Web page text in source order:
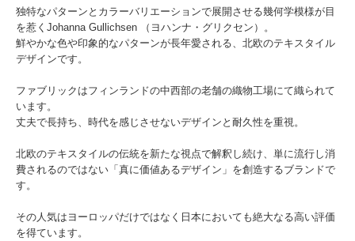
独特なパターンとカラーバリエーションで展開させる幾何学模様が目
を惹くJohanna Gullichsen （ヨハンナ・グリクセン）。
鮮やかな色や印象的なパターンが長年愛される、北欧のテキスタイル
デザインです。
ファブリックはフィンランドの中西部の老舗の織物工場にて織られて
います。
丈夫で長持ち、時代を感じさせないデザインと耐久性を重視。
北欧のテキスタイルの伝統を新たな視点で解釈し続け、単に流行し消
費されるのではない「真に価値あるデザイン」を創造するブランドで
す。
その人気はヨーロッパだけではなく日本においても絶大なる高い評価
を得ています。